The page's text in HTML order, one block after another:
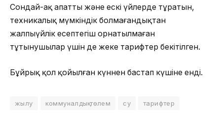
Сондай-ақ апатты және ескі үйлерде тұратын,
техникалық мүмкіндік болмағандықтан
жалпыүйлік есептегіш орнатылмаған
тұтынушылар үшін де жеке тарифтер бекітілген.
Бұйрық қол қойылған күннен бастап күшіне енді.
жылу коммуналдық төлем су тарифтер